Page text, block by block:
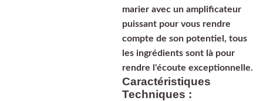
marier avec un amplificateur
puissant pour vous rendre
compte de son potentiel, tous
les ingrédients sont là pour
rendre l'écoute exceptionnelle.
Caractéristiques
Techniques :